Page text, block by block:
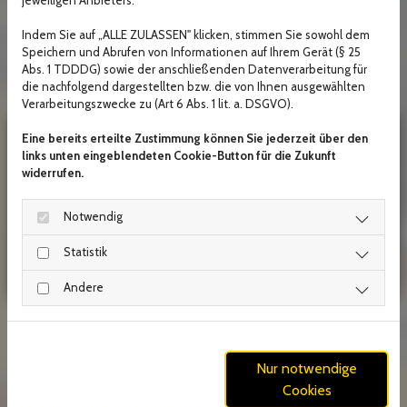
Reifenwechsel!
LEISTUNGEN AUS MEISTERHAND
Indem Sie auf „ALLE ZULASSEN" klicken, stimmen Sie sowohl dem
Speichern und Abrufen von Informationen auf Ihrem Gerät (§ 25
Abs. 1 TDDDG) sowie der anschließenden Datenverarbeitung für
die nachfolgend dargestellten bzw. die von Ihnen ausgewählten
Verarbeitungszwecke zu (Art 6 Abs. 1 lit. a. DSGVO).
Eine bereits erteilte Zustimmung können Sie jederzeit über den
links unten eingeblendeten Cookie-Button für die Zukunft
widerrufen.
Notwendig
Statistik
Andere
Nur notwendige
Cookies